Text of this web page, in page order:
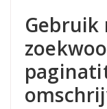
Gebruik